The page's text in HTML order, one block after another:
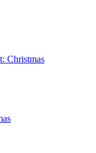
Christmas